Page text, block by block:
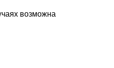
возможна